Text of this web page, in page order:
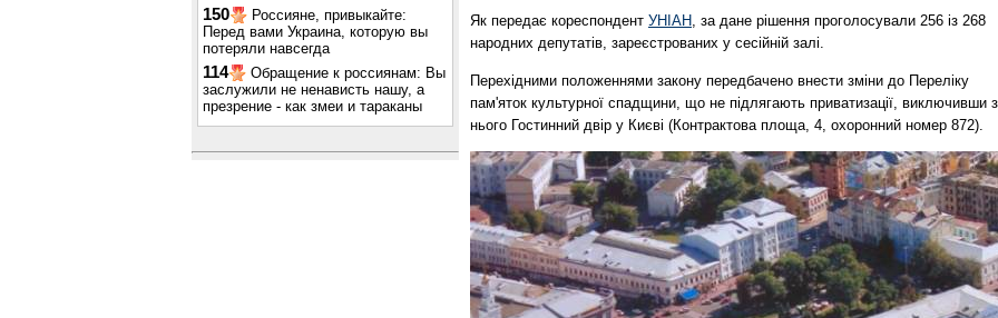
150
Россияне, привыкайте:
Перед вами Украина, которую вы
потеряли навсегда
114
Обращение к россиянам: Вы
заслужили не ненависть нашу, а
презрение - как змеи и тараканы
Як передає кореспондент УНІАН, за дане рішення проголосували 256 із 268
народних депутатів, зареєстрованих у сесійній залі.
Перехідними положеннями закону передбачено внести зміни до Переліку
пам'яток культурної спадщини, що не підлягають приватизації, виключивши з
нього Гостинний двір у Києві (Контрактова площа, 4, охоронний номер 872).